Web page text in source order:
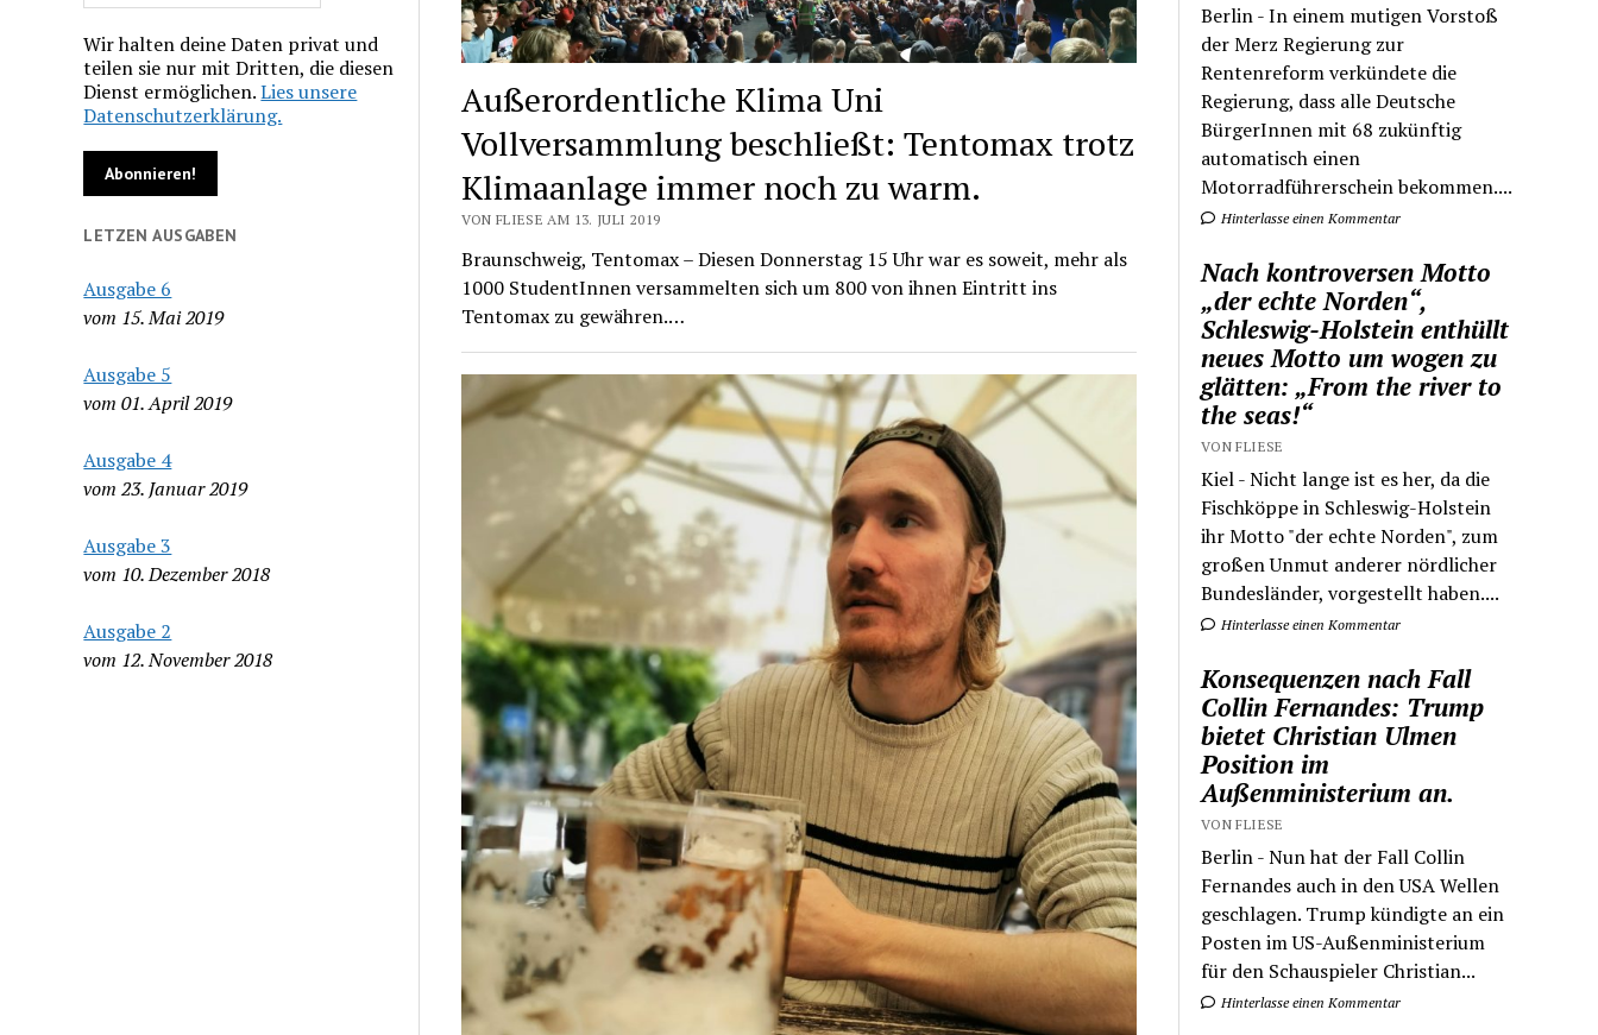
Wir halten deine Daten privat und
teilen sie nur mit Dritten, die diesen
Dienst ermöglichen.Lies unsere
Datenschutzerklärung.
LETZEN AUSGABEN
Ausgabe 6
vom 15. Mai 2019
Ausgabe 5
vom 01. April 2019
Ausgabe 4
vom 23. Januar 2019
Ausgabe 3
vom 10. Dezember 2018
Ausgabe 2
vom 12. November 2018
Außerordentliche Klima Uni
Vollversammlung beschließt: Tentomax trotz
Klimaanlage immer noch zu warm.
VON FLIESE AM 13. JULI 2019
Braunschweig, Tentomax – Diesen Donnerstag 15 Uhr war es soweit, mehr als
1000 StudentInnen versammelten sich um 800 von ihnen Eintritt ins
Tentomax zu gewähren.…
Berlin - In einem mutigen Vorstoß
der Merz Regierung zur
Rentenreform verkündete die
Regierung, dass alle Deutsche
BürgerInnen mit 68 zukünftig
automatisch einen
Motorradführerschein bekommen....
Hinterlasse einen Kommentar
Nach kontroversen Motto
„der echte Norden“,
Schleswig-Holstein enthüllt
neues Motto um wogen zu
glätten: „From the river to
the seas!“
VON FLIESE
Kiel - Nicht lange ist es her, da die
Fischköppe in Schleswig-Holstein
ihr Motto "der echte Norden", zum
großen Unmut anderer nördlicher
Bundesländer, vorgestellt haben....
Hinterlasse einen Kommentar
Konsequenzen nach Fall
Collin Fernandes: Trump
bietet Christian Ulmen
Position im
Außenministerium an.
VON FLIESE
Berlin - Nun hat der Fall Collin
Fernandes auch in den USA Wellen
geschlagen. Trump kündigte an ein
Posten im US-Außenministerium
für den Schauspieler Christian...
Hinterlasse einen Kommentar